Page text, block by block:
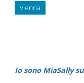
Vienna
Io sono MiaSally su